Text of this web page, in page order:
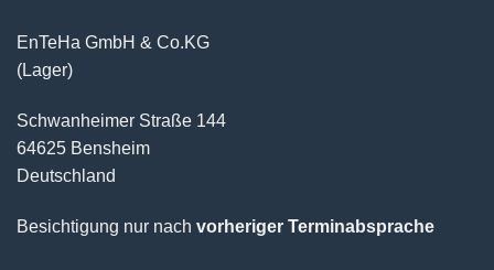
EnTeHa GmbH & Co.KG
(Lager)
Schwanheimer Straße 144
64625 Bensheim
Deutschland
Besichtigung nur nach vorheriger Terminabsprache